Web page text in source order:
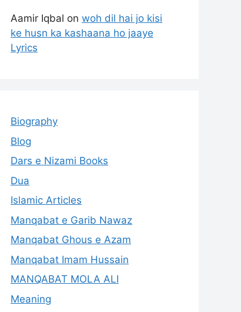
Aamir Iqbal on woh dil hai jo kisi
ke husn ka kashaana ho jaaye
Lyrics
Biography
Blog
Dars e Nizami Books
Dua
Islamic Articles
Manqabat e Garib Nawaz
Manqabat Ghous e Azam
Manqabat Imam Hussain
MANQABAT MOLA ALI
Meaning